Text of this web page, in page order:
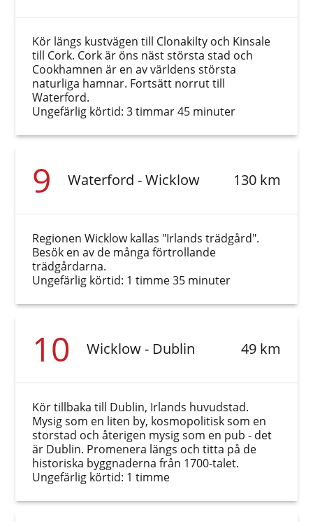
Kör längs kustvägen till Clonakilty och Kinsale
till Cork. Cork är öns näst största stad och
Cookhamnen är en av världens största
naturliga hamnar. Fortsätt norrut till
Waterford.
Ungefärlig körtid: 3 timmar 45 minuter
9 Waterford - Wicklow 130 km
Regionen Wicklow kallas "Irlands trädgård".
Besök en av de många förtrollande
trädgårdarna.
Ungefärlig körtid: 1 timme 35 minuter
10 Wicklow - Dublin 49 km
Kör tillbaka till Dublin, Irlands huvudstad.
Mysig som en liten by, kosmopolitisk som en
storstad och återigen mysig som en pub - det
är Dublin. Promenera längs och titta på de
historiska byggnaderna från 1700-talet.
Ungefärlig körtid: 1 timme